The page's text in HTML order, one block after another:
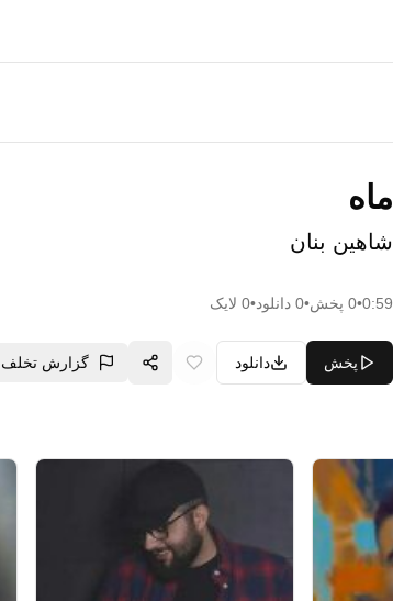
ماه
شاهین بنان
0:59
•
0پخش•
0دانلود•
0لایک
پخش دانلود گزارش تخلف